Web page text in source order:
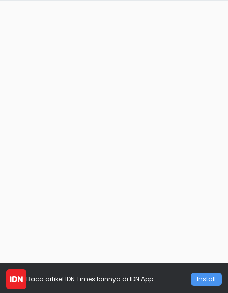
Baca artikel IDN Times lainnya di IDN App Install